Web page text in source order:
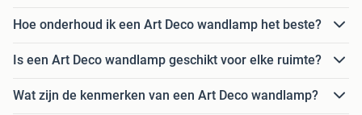
Hoe onderhoud ik een Art Deco wandlamp het beste?
Is een Art Deco wandlamp geschikt voor elke ruimte?
Wat zijn de kenmerken van een Art Deco wandlamp?